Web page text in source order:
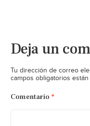
Deja un
Tu dirección de correo
campos obligatorios
Comentario *